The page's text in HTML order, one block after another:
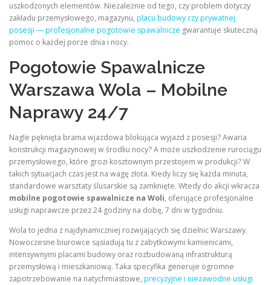
uszkodzonych elementów. Niezależnie od tego, czy problem dotyczy
zakładu przemysłowego, magazynu, placu budowy czy prywatnej
posesji — profesjonalne pogotowie spawalnicze gwarantuje skuteczną
pomoc o każdej porze dnia i nocy.
Pogotowie Spawalnicze
Warszawa Wola – Mobilne
Naprawy 24/7
Nagle pęknięta brama wjazdowa blokująca wyjazd z posesji? Awaria
konstrukcji magazynowej w środku nocy? A może uszkodzenie rurociągu
przemysłowego, które grozi kosztownym przestojem w produkcji? W
takich sytuacjach czas jest na wagę złota. Kiedy liczy się każda minuta,
standardowe warsztaty ślusarskie są zamknięte. Wtedy do akcji wkracza
mobilne pogotowie spawalnicze na Woli, oferujące profesjonalne
usługi naprawcze przez 24 godziny na dobę, 7 dni w tygodniu.
Wola to jedna z najdynamiczniej rozwijających się dzielnic Warszawy.
Nowoczesne biurowce sąsiadują tu z zabytkowymi kamienicami,
intensywnymi placami budowy oraz rozbudowaną infrastrukturą
przemysłową i mieszkaniową. Taka specyfika generuje ogromne
zapotrzebowanie na natychmiastowe, precyzyjne i niezawodne usługi